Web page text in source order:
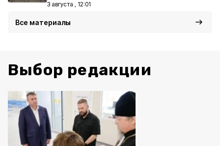
3 августа , 12:01
Все материалы
Выбор редакции